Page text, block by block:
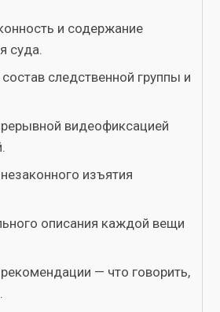
и содержание
суда.
следственной группы и
видеофиксацией
изъятия
описания каждой вещи
— что говорить,